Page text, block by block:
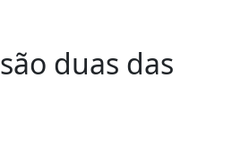
duas das